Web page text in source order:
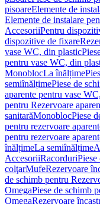
pisoareElemente de
Elemente de instalare
AccesoriiPentru
dispozitive de fixare
vase WC, din plastic
pentru vase WC, din
MonoblocLa înălțime
semiînălțimePiese de
aparente pentru vase
pentru Rezervoare
sanitarăMonoblocPiese
pentru rezervoare
pentru rezervoare
înălțimeLa semiînălțime
AccesoriiRacorduri
colţarMufeRezervoare
de schimb pentru
OmegaPiese de schimb
OmegaRezervoare